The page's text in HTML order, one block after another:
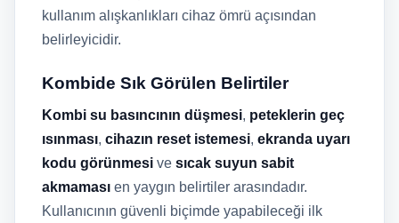
kullanım alışkanlıkları cihaz ömrü açısından
belirleyicidir.
Kombide Sık Görülen Belirtiler
Kombi su basıncının düşmesi, peteklerin geç
ısınması, cihazın reset istemesi, ekranda uyarı
kodu görünmesi ve sıcak suyun sabit
akmaması en yaygın belirtiler arasındadır.
Kullanıcının güvenli biçimde yapabileceği ilk